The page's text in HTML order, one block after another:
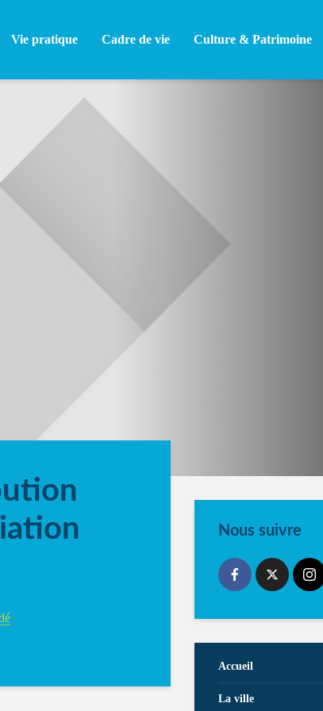
Vie pratique Cadre de vie Culture & Patrimoine
Nous suivre
Accueil
La ville